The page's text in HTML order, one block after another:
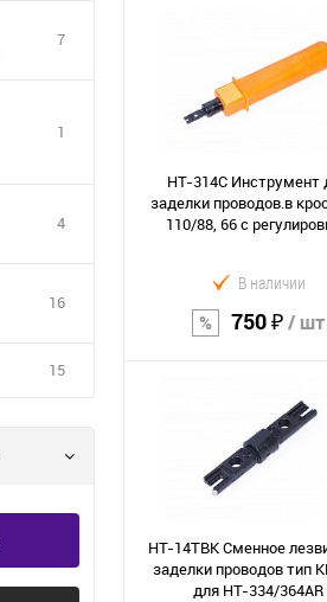
7
1
4
16
15
HT-314C Инструмент
заделки проводов.в
110/88, 66 с
В наличии
750 ₽/ шт
В корзину
Сравнение
HT-14TBK Сменное
заделки проводов тип
для НТ-334/364AR